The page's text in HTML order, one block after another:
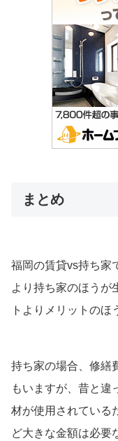
まとめ
福岡の賃貸vs持ち家
より持ち家のほうが
トよりメリットのほ
持ち家の場合、修繕
もいますが、昔と違
材が使用されている
ど大きな金額は必要